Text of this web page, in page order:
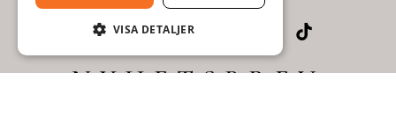
NYHETSBREV
VISA DETALJER